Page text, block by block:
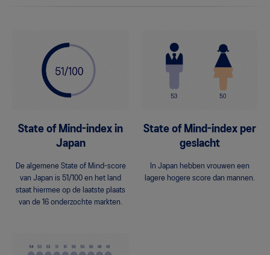
State of Mind-index in
Japan
De algemene State of Mind-score
van Japan is 51/100 en het land
staat hiermee op de laatste plaats
van de 16 onderzochte markten.
State of Mind-index per
geslacht
In Japan hebben vrouwen een
lagere hogere score dan mannen.